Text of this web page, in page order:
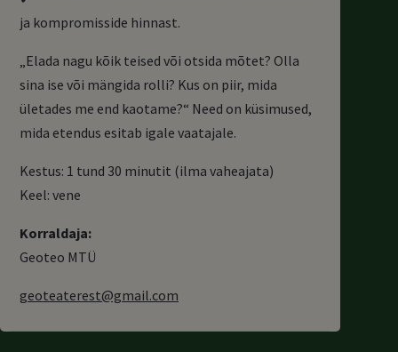
ja kompromisside hinnast.
„Elada nagu kõik teised või otsida mõtet? Olla
sina ise või mängida rolli? Kus on piir, mida
ületades me end kaotame?“ Need on küsimused,
mida etendus esitab igale vaatajale.
Kestus: 1 tund 30 minutit (ilma vaheajata)
Keel: vene
Korraldaja:
Geoteo MTÜ
geoteaterest@gmail.com